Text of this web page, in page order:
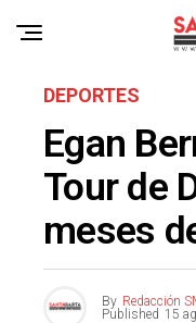
DEPORTES
Egan
Tour de
meses
By Redacción
Published 15